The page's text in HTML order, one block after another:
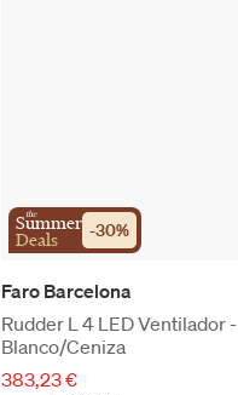
the
Summer
Deals -30%
Faro Barcelona
Rudder L 4 LED Ventilador -
Blanco/Ceniza
383,23 €